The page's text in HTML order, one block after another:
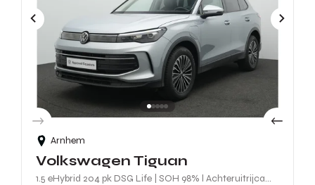
Arnhem
Volkswagen Tiguan
1.5 eHybrid 204 pk DSG Life | SOH 98% l Achteruitrijcamera | Stuur-/stoelverwarming | Adaptive Cruise